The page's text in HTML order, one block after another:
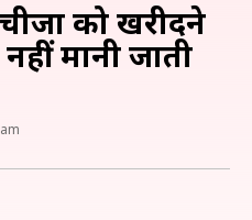
को खरीदने
मानी जाती